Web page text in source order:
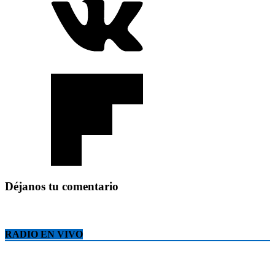
Déjanos tu comentario
RADIO EN VIVO